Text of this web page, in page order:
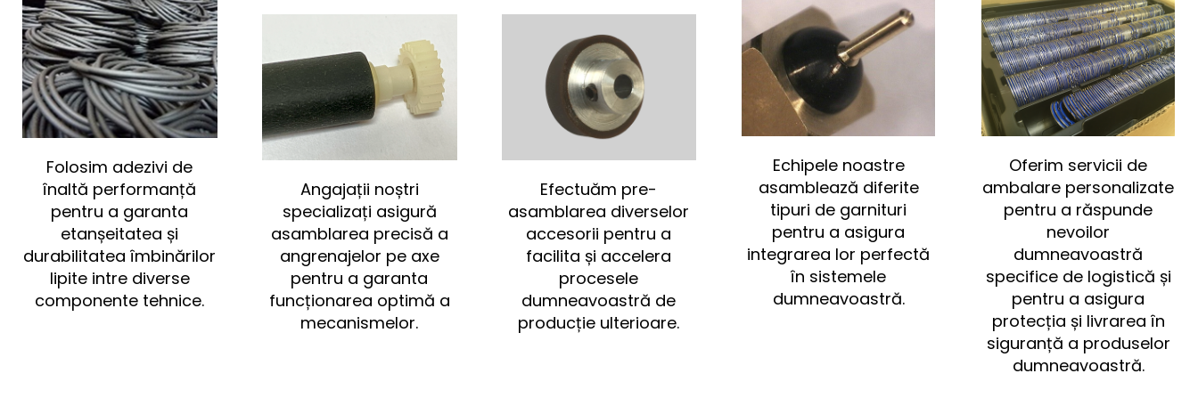
Folosim adezivi de
înaltă performanță
pentru a garanta
etanșeitatea și
durabilitatea îmbinărilor
lipite intre diverse
componente tehnice.
Angajații noștri
specializați asigură
asamblarea precisă a
angrenajelor pe axe
pentru a garanta
funcționarea optimă a
mecanismelor.
Efectuăm pre-
asamblarea diverselor
accesorii pentru a
facilita și accelera
procesele
dumneavoastră de
producție ulterioare.
Echipele noastre
asamblează diferite
tipuri de garnituri
pentru a asigura
integrarea lor perfectă
în sistemele
dumneavoastră.
Oferim servicii de
ambalare personalizate
pentru a răspunde
nevoilor
dumneavoastră
specifice de logistică și
pentru a asigura
protecția și livrarea în
siguranță a produselor
dumneavoastră.